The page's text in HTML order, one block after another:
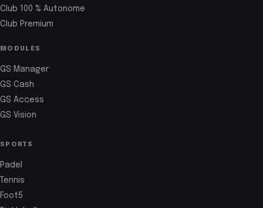
Club 100 % Autonome
Club Premium
MODULES
GS Manager
GS Cash
GS Access
GS Vision
SPORTS
Padel
Tennis
Foot5